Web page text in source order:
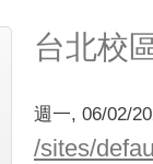
台北校
週一, 06/02/
/sites/